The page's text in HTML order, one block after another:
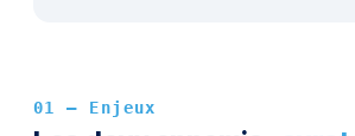
01 — Enjeux